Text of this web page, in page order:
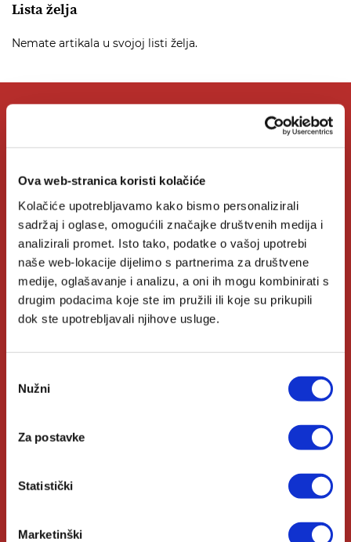
Ova web-stranica koristi kolačiće
Kolačiće upotrebljavamo kako bismo personalizirali
sadržaj i oglase, omogućili značajke društvenih medija i
analizirali promet. Isto tako, podatke o vašoj upotrebi
naše web-lokacije dijelimo s partnerima za društvene
medije, oglašavanje i analizu, a oni ih mogu kombinirati s
drugim podacima koje ste im pružili ili koje su prikupili
dok ste upotrebljavali njihove usluge.
pristanka
Nužni
Za postavke
Statistički
Marketinški
Lista želja
Nemate artikala u svojoj listi želja.
O nama
Kontakt
Knjižare Verbum
Klub Verbum
Korisni linkovi